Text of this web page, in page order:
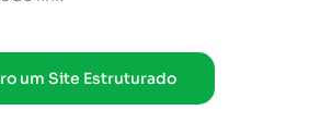
um Site Estruturado